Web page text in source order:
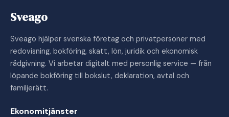
Sveago
Sveago hjälper svenska företag och privatpersoner med
redovisning, bokföring, skatt, lön, juridik och ekonomisk
rådgivning. Vi arbetar digitalt med personlig service — från
löpande bokföring till bokslut, deklaration, avtal och
familjerätt.
Ekonomitjänster